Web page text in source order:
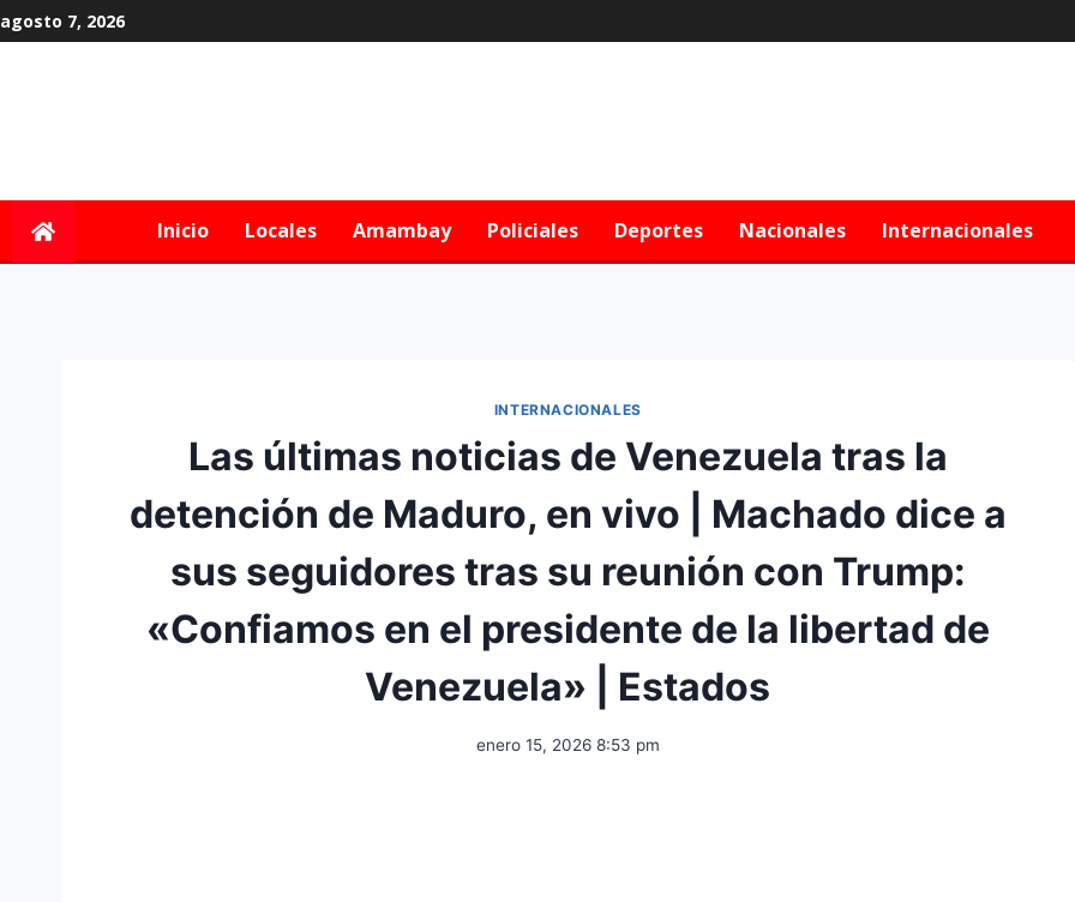
agosto 7, 2026
Inicio Locales Amambay Policiales Deportes Nacionales Internacionales
INTERNACIONALES
Las últimas noticias de Venezuela tras la
detención de Maduro, en vivo | Machado dice a
sus seguidores tras su reunión con Trump:
«Confiamos en el presidente de la libertad de
Venezuela» | Estados
enero 15, 2026 8:53 pm